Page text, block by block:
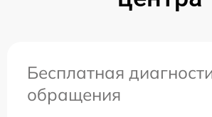
Бесплатная
обращения